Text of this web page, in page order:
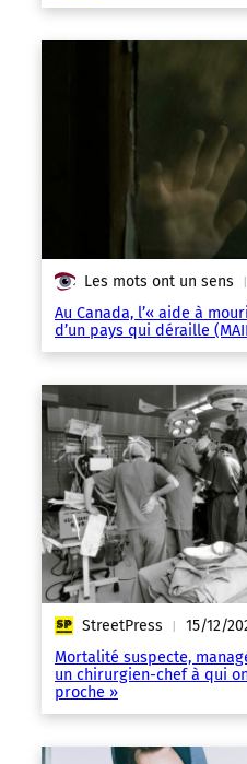
Les mots ont un sens |
Au Canada, l’« aide à
d’un pays qui déraille
StreetPress | 15/12/
Mortalité suspecte,
un chirurgien-chef à qui
proche »